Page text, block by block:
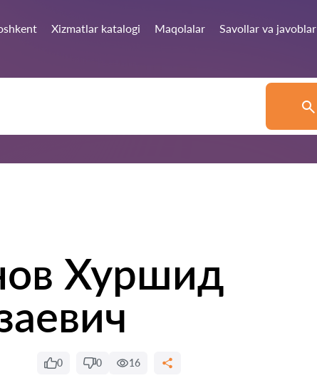
Xizmatlar katalogi Maqolalar Savollar va javoblar
Хуршид
0 0 16